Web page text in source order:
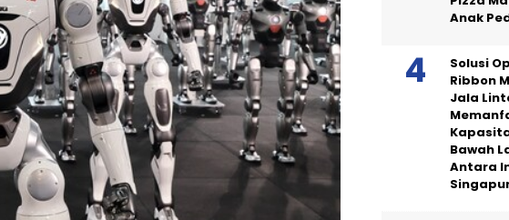
Anak
Solusi
Ribbon
Jala
Bawah
Antara